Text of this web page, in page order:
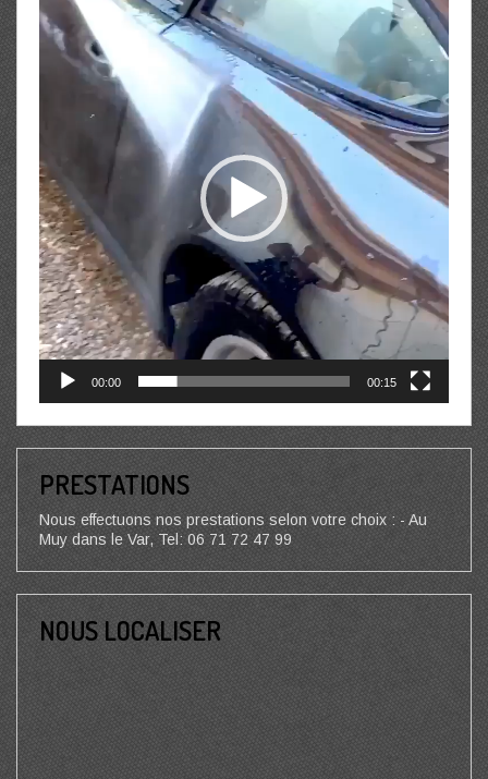
vidéo
00:00 00:15
PRESTATIONS
Nous effectuons nos prestations selon votre choix : - Au
Muy dans le Var, Tel: 06 71 72 47 99
NOUS LOCALISER